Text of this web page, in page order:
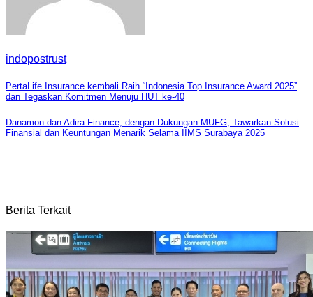
indopostrust
Navigasi
PertaLife Insurance kembali Raih “Indonesia Top Insurance Award 2025”
dan Tegaskan Komitmen Menuju HUT ke-40
Danamon dan Adira Finance, dengan Dukungan MUFG, Tawarkan Solusi
Finansial dan Keuntungan Menarik Selama IIMS Surabaya 2025
Berita Terkait